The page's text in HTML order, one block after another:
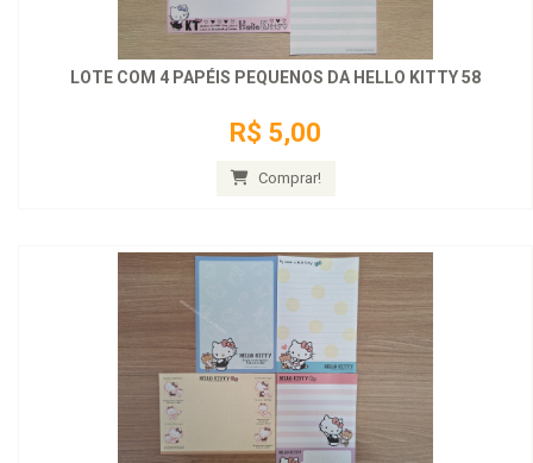
LOTE COM 4 PAPÉIS PEQUENOS DA HELLO KITTY 58
R$ 5,00
Comprar!